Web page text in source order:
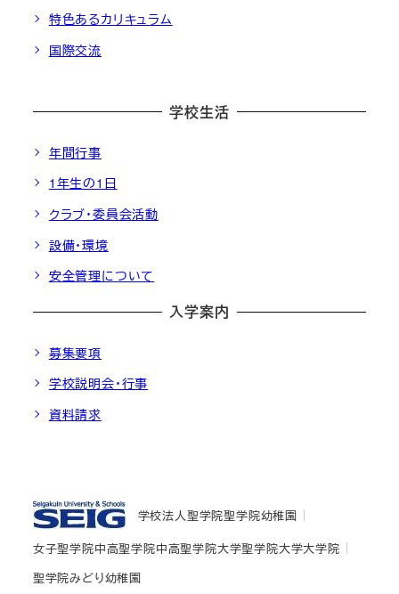
特色あるカリキュラム
国際交流
学校生活
年間行事
1年生の1日
クラブ・委員会活動
設備・環境
安全管理について
入学案内
募集要項
学校説明会・行事
資料請求
学校法人聖学院聖学院幼稚園
女子聖学院中高聖学院中高聖学院大学聖学院大学大学院
聖学院みどり幼稚園